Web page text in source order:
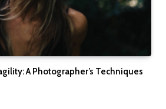
A Photographer’s Techniques